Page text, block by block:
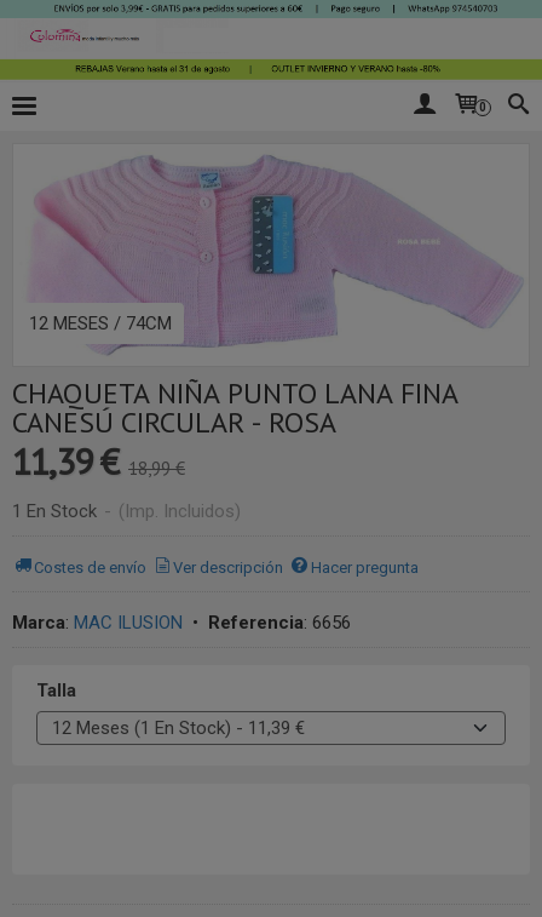
0
12 MESES / 74CM
CHAQUETA NIÑA PUNTO LANA FINA
CANESÚ CIRCULAR - ROSA
11,39 € 18,99 €
1 En Stock - (Imp. Incluidos)
Costes de envío Ver descripción Hacer pregunta
Marca: MAC ILUSION • Referencia: 6656
Talla